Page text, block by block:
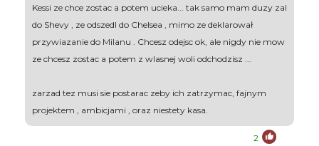
Kessi ze chce zostac a potem ucieka... tak samo mam duzy zal
do Shevy , ze odszedl do Chelsea , mimo ze deklarował
przywiazanie do Milanu . Chcesz odejsc ok, ale nigdy nie mow
ze chcesz zostac a potem z wlasnej woli odchodzisz ...
zarzad tez musi sie postarac zeby ich zatrzymac, fajnym
projektem , ambicjami , oraz niestety kasa.
2